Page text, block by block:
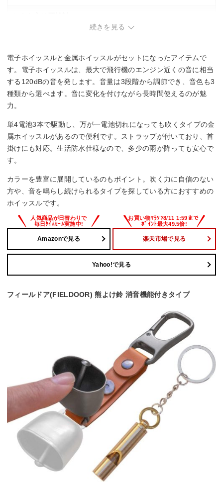
・シンプルな操作性を重視する方。
続きを見る
電子ホイッスルと金属ホイッスルがセットになったアイテムで
す。電子ホイッスルは、最大で飛行機のエンジン近くの音に相当
する120dBの音を発します。音量は3段階から調節でき、音色も3
種類から選べます。音に変化を付けながら長時間使えるのが魅
力。
単4電池3本で駆動し、万が一電池切れになっても吹くタイプの金
属ホイッスルがあるので便利です。ストラップが付いており、首
掛けにも対応。生活防水仕様なので、多少の雨が降っても安心で
す。
カラーを豊富に展開しているのもポイント。吹く力に自信のない
方や、音を鳴らし続けられるタイプを探している方におすすめの
ホイッスルです。
Amazonで見る 楽天市場で見る
Yahoo!で見る
フィールドア(FIELDOOR) 熊よけ鈴 消音機能付きタイプ